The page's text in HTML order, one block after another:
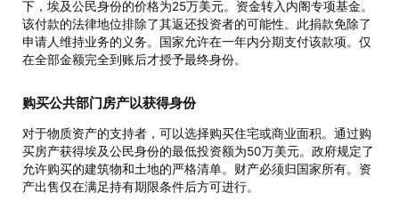
下，埃及公民身份的价格为25万美元。资金转入内阁专项基金。
该付款的法律地位排除了其返还投资者的可能性。此捐款免除了
申请人维持业务的义务。国家允许在一年内分期支付该款项。仅
在全部金额完全到账后才授予最终身份。
购买公共部门房产以获得身份
对于物质资产的支持者，可以选择购买住宅或商业面积。通过购
买房产获得埃及公民身份的最低投资额为50万美元。政府规定了
允许购买的建筑物和土地的严格清单。财产必须归国家所有。资
产出售仅在满足持有期限条件后方可进行。